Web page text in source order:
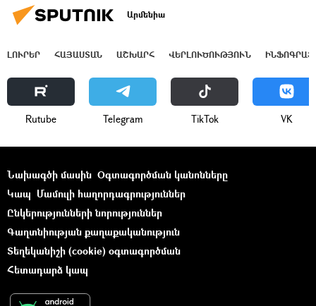
Արմենիա
ԼՈՒՐԵՐ ՀԱՅԱՍՏԱՆ ԱՇԽԱՐՀ ՎԵՐԼՈՒԾՈՒԹՅՈՒՆ
Rutube Telegram ТikТоk VK
Նախագծի մասին Օգտագործման կանոնները
Կապ Մամուլի հաղորդագրություններ
Ընկերությունների նորություններ
Գաղտնիության քաղաքականություն
Տեղեկանիշի (cookie) օգտագործման
Հետադարձ կապ